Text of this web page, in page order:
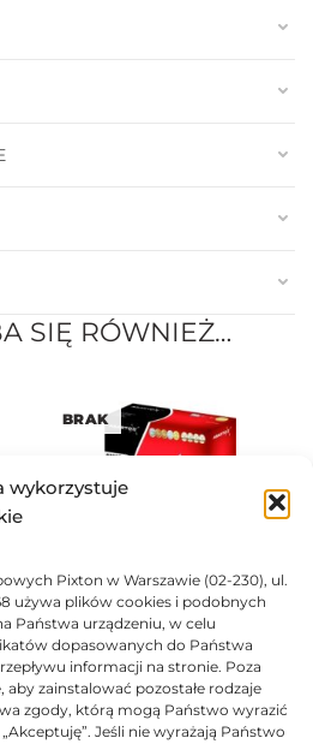
wykorzystuje
Pixton w Warszawie (02-230), ul.
używa plików cookies i podobnych
Państwa urządzeniu, w celu
dopasowanych do Państwa
informacji na stronie. Poza
zainstalować pozostałe rodzaje
zgody, którą mogą Państwo wyrazić
Jeśli nie wyrażają Państwo
SIĘ RÓWNIEŻ…
0na 5
BRAK
Toner Asarto zamiennik
Kyocera TK-8305K
387,84zł